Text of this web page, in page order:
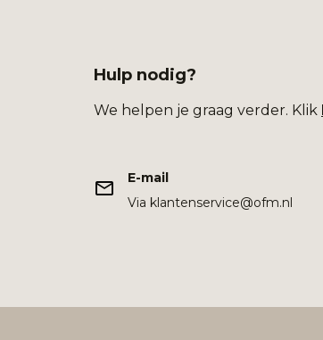
Hulp nodig?
We helpen je graag verder. Klik
E-mail
Via klantenservice@ofm.nl